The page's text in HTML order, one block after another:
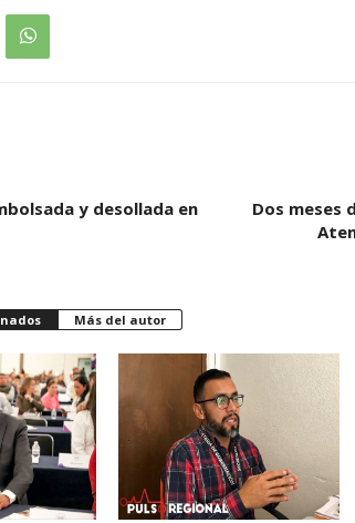
y desollada en
Dos meses
Más del autor